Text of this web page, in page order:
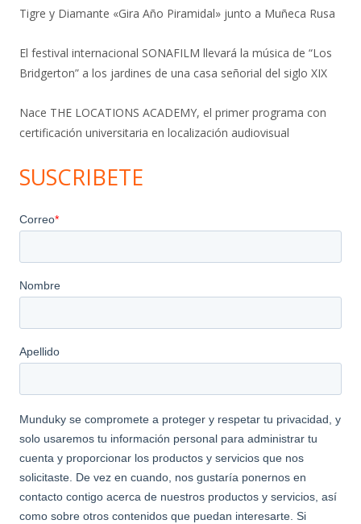
Tigre y Diamante «Gira Año Piramidal» junto a Muñeca Rusa
El festival internacional SONAFILM llevará la música de “Los
Bridgerton” a los jardines de una casa señorial del siglo XIX
Nace THE LOCATIONS ACADEMY, el primer programa con
certificación universitaria en localización audiovisual
SUSCRIBETE